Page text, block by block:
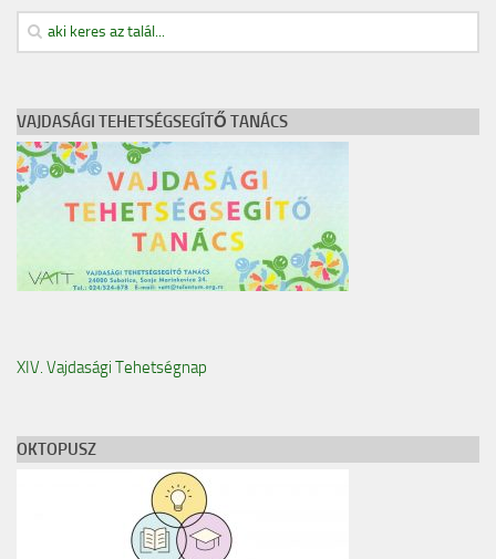
VAJDASÁGI TEHETSÉGSEGÍTŐ TANÁCS
XIV. Vajdasági Tehetségnap
OKTOPUSZ